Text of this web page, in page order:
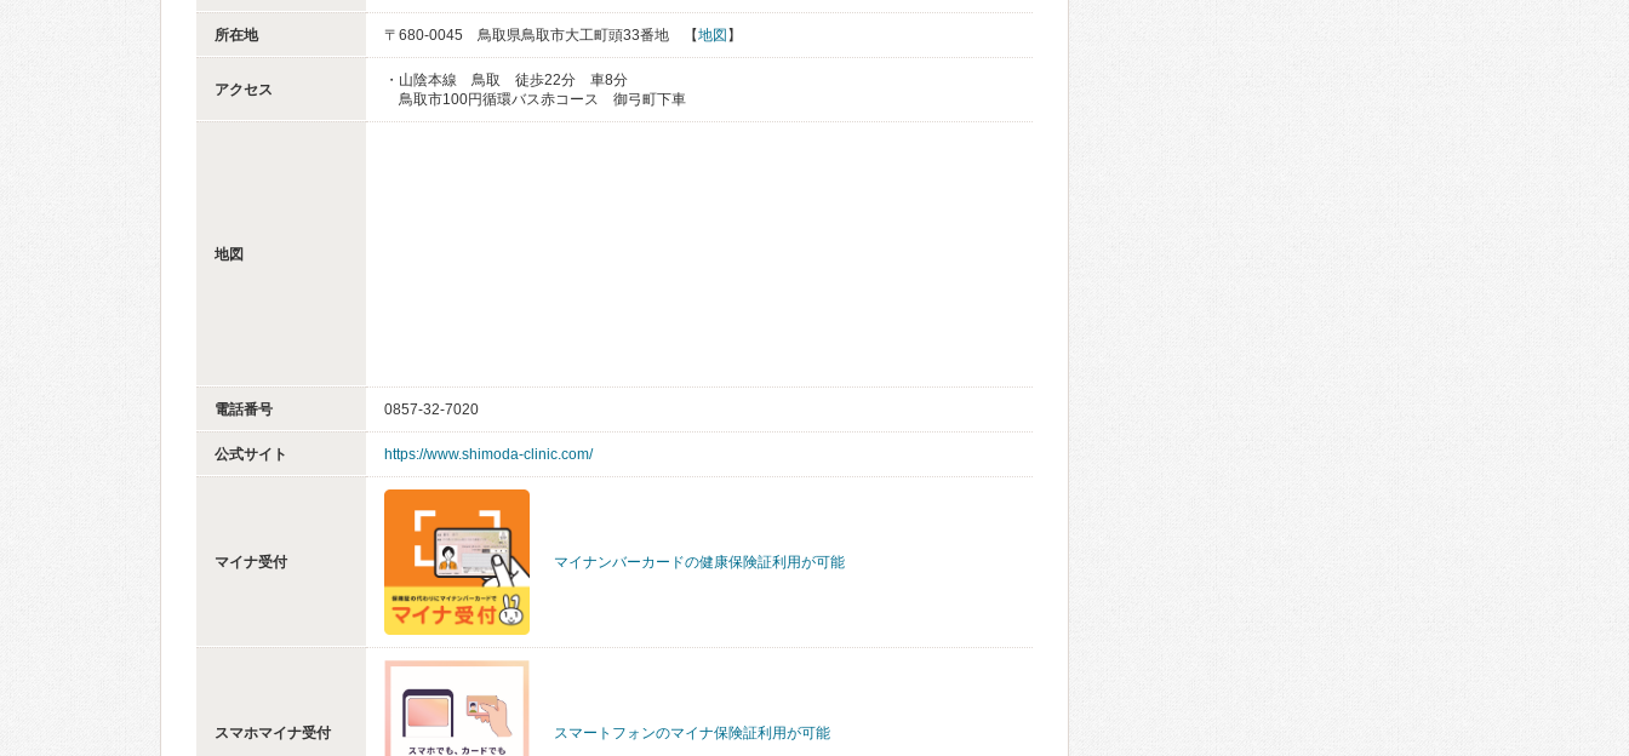
所在地 〒680-0045 鳥取県鳥取市大工町頭33番地 【地図 】
アクセス
・山陰本線 鳥取 徒歩22分 車8分
鳥取市100円循環バス赤コース 御弓町下車
地図
電話番号 0857-32-7020
公式サイト https://www.shimoda-clinic.com/
マイナ受付 マイナンバーカードの健康保険証利用が可能
スマホマイナ受付 スマートフォンのマイナ保険証利用が可能